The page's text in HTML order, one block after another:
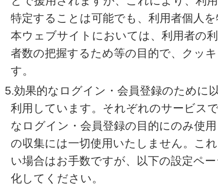
特定することは可能でも、利用者個人
本ウェブサイトにおいては、利用者の
者数の把握するため等の目的で、クッ
す。
5.効果的なログイン・会員登録のために
利用しています。それぞれのサービス
なログイン・会員登録の目的にのみ使
の収集には一切使用いたしません。こ
い場合はお手数ですが、以下の設定ペ
化してください。